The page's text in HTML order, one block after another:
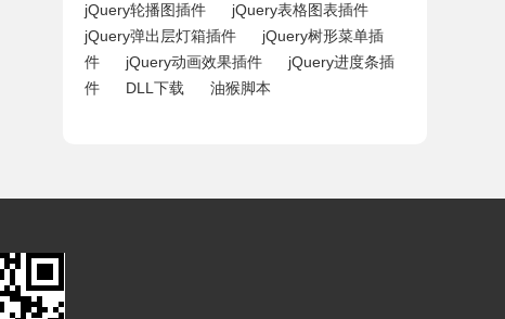
jQuery轮播图插件
jQuery表格图表插件
jQuery弹出层灯箱插件
jQuery树形菜单插
件
jQuery动画效果插件
jQuery进度条插
件
DLL下载 油猴脚本